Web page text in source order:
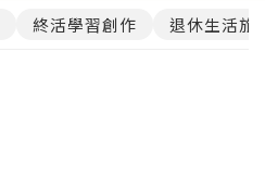
終活學習創作 退休生活旅